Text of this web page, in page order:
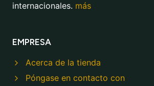
internacionales. más
EMPRESA
Acerca de la tienda
Póngase en contacto con